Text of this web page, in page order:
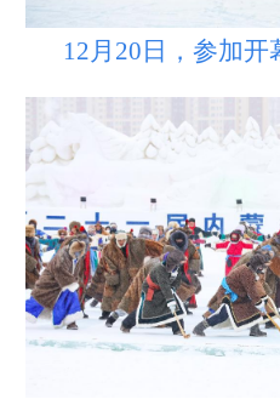
陕西 甘肃
多语种频道
English Español
Русский язык
Deutsch Português
12月20日，参加开